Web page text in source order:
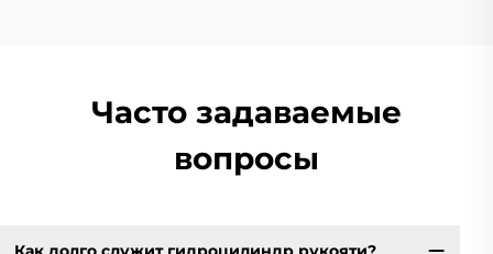
Часто задаваемые
вопросы